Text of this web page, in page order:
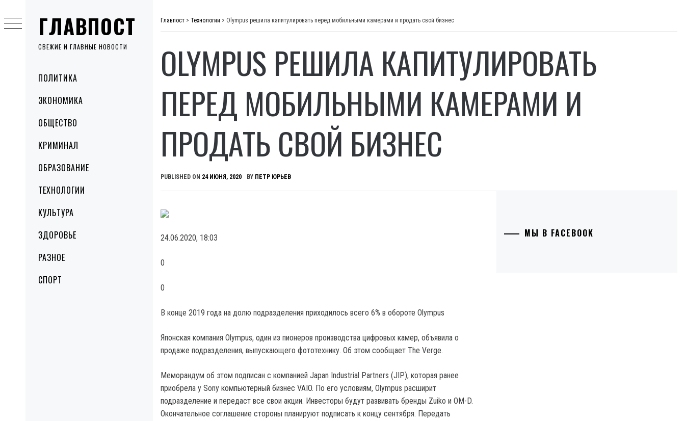
ГЛАВПОСТ
СВЕЖИЕ И ГЛАВНЫЕ НОВОСТИ
MenuПОЛИТИКА
ЭКОНОМИКА
ОБЩЕСТВО
КРИМИНАЛ
ОБРАЗОВАНИЕ
ТЕХНОЛОГИИ
КУЛЬТУРА
ЗДОРОВЬЕ
РАЗНОЕ
СПОРТ
to
content
Главпост > Технологии > Olympus решила капитулировать перед мобильными камерами и продать свой бизнес
OLYMPUS РЕШИЛА КАПИТУЛИРОВАТЬ
ПЕРЕД МОБИЛЬНЫМИ КАМЕРАМИ И
ПРОДАТЬ СВОЙ БИЗНЕС
PUBLISHED ON 24 ИЮНЯ, 2020 BY ПЕТР ЮРЬЕВ
24.06.2020, 18:03
0
0
В конце 2019 года на долю подразделения приходилось всего 6% в обороте Olympus
Японская компания Olympus, один из пионеров производства цифровых камер, объявила о
продаже подразделения, выпускающего фототехнику. Об этом сообщает The Verge.
Меморандум об этом подписан с компанией Japan Industrial Partners (JIP), которая ранее
приобрела у Sony компьютерный бизнес VAIO. По его условиям, Olympus расширит
подразделение и передаст все свои акции. Инвесторы будут развивать бренды Zuiko и OM-D.
Окончательное соглашение стороны планируют подписать к концу сентября. Передать
МЫ В FACEBOOK